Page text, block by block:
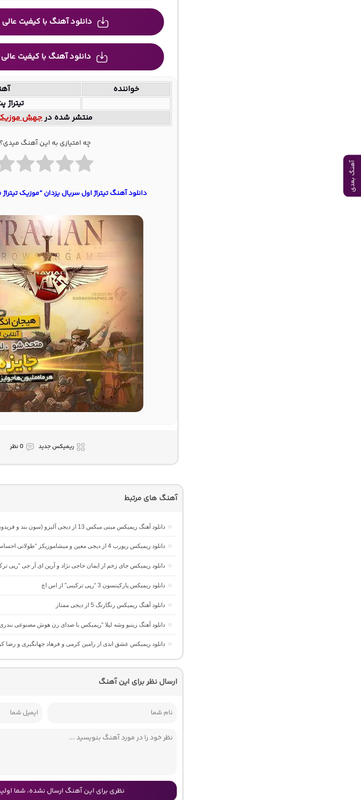
آهنگ بعدی
دانلود آهنگ با کیفیت عالی
دانلود آهنگ با کیفیت عالی
خواننده
منتشر شده درجهش
چه امتیازی به این آهنگ میدی؟
دانلود آهنگ تیتراژ اول سریال یزدان “موزیک
ریمیکس جدید 0 نظر
آهنگ های مرتبط
دانلود آهنگ ریمیکس مینی میکس 13 از دیجی آلیزو (سون بند و فریدون آسرایی)
دانلود ریمیکس ریورب 4 از دیجی معین و میشاموزیکز “طولانی احساسی”
دانلود ریمیکس جای زخم از ایمان حاجی نژاد و آرین ای آر جی “رپی
دانلود ریمیکس پارکینسون 3 “رپی ترکیبی” از اس اچ
دانلود آهنگ ریمیکس رنگارنگ 5 از دیجی ممتاز
دانلود آهنگ زینبو وشه لیلا “ریمیکس با صدای زن هوش مصنوعی بندری
دانلود ریمیکس عشق ابدی از رامین کرمی و فرهاد جهانگیری و رضا
ارسال نظر برای این آهنگ
نظری برای این آهنگ ارسال نشده، شما